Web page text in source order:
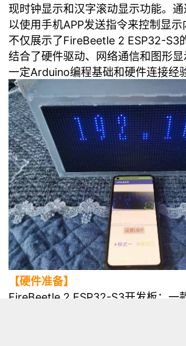
现时钟显示和汉字滚动显示功能。
以使用手机APP发送指令来控制显示
不仅展示了FireBeetle 2 ESP32-S3
结合了硬件驱动、网络通信和图形
一定Arduino编程基础和硬件连接经
【硬件准备】
FireBeetle 2 ESP32-S3开发板：一